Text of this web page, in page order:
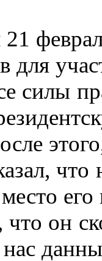
для
силы
что он